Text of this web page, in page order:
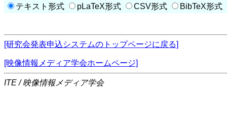
テキスト形式
pLaTeX形式 CSV形式 BibTeX形式
[研究会発表申込システムのトップページに戻る]
[映像情報メディア学会ホームページ]
ITE / 映像情報メディア学会